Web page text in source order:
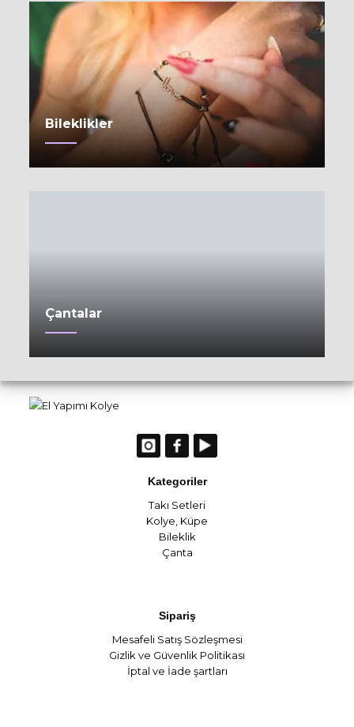
Bileklikler
Çantalar
Kategoriler
Takı Setleri
Kolye Küpe
Bileklik
Çanta
Sipariş
Mesafeli Satış Sözleşmesi
Gizlik ve Güvenlik Politikası
İptal ve İade şartları